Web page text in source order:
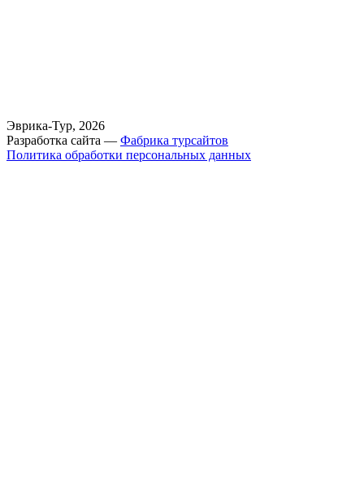
Эврика-Тур, 2026
Разработка сайта — Фабрика турсайтов
Политика обработки персональных данных